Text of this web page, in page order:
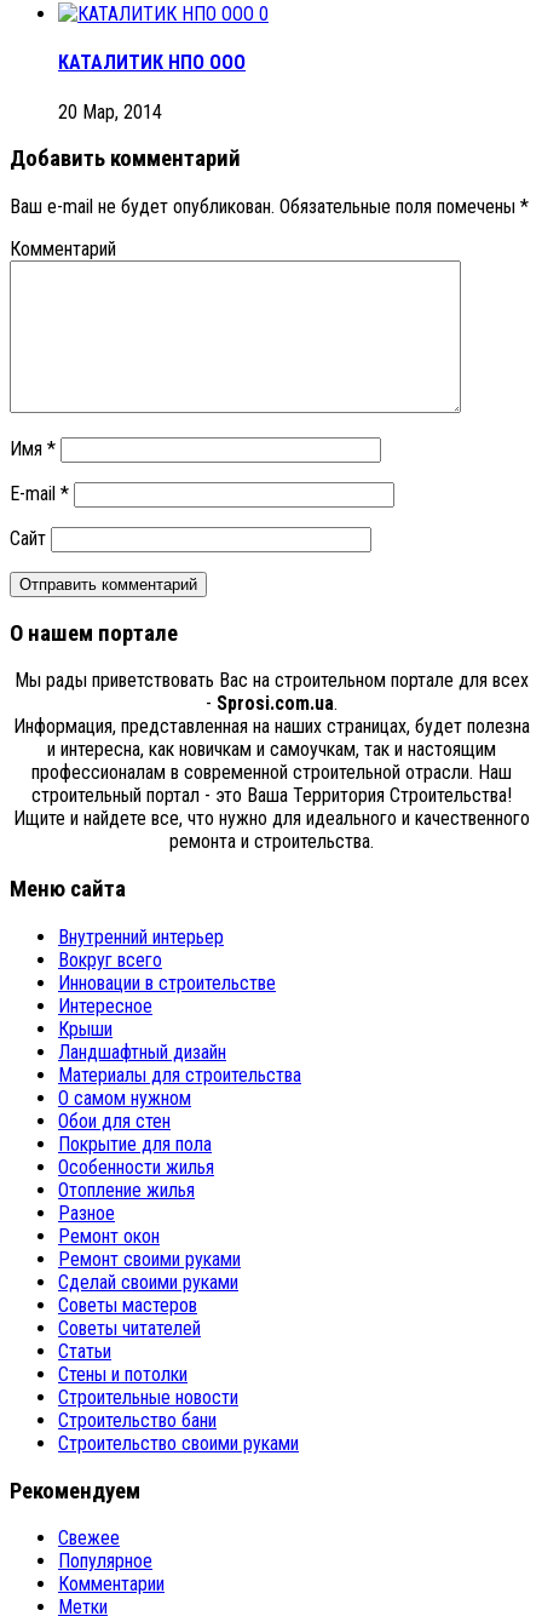
0
КАТАЛИТИК НПО ООО
20 Мар, 2014
Добавить комментарий
Ваш e-mail не будет опубликован. Обязательные поля помечены *
Комментарий
Имя *
E-mail *
Сайт
О нашем портале
Мы рады приветствовать Вас на строительном портале для всех
- Sprosi.com.ua.
Информация, представленная на наших страницах, будет полезна
и интересна, как новичкам и самоучкам, так и настоящим
профессионалам в современной строительной отрасли. Наш
строительный портал - это Ваша Территория Строительства!
Ищите и найдете все, что нужно для идеального и качественного
ремонта и строительства.
Меню сайта
Внутренний интерьер
Вокруг всего
Инновации в строительстве
Интересное
Крыши
Ландшафтный дизайн
Материалы для строительства
О самом нужном
Обои для стен
Покрытие для пола
Особенности жилья
Отопление жилья
Разное
Ремонт окон
Ремонт своими руками
Сделай своими руками
Советы мастеров
Советы читателей
Статьи
Стены и потолки
Строительные новости
Строительство бани
Строительство своими руками
Рекомендуем
Свежее
Популярное
Комментарии
Метки